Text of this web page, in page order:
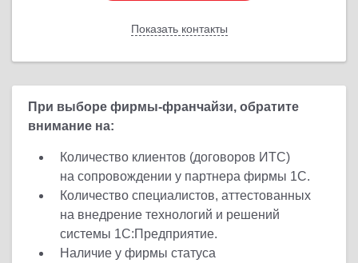
Показать контакты
Назад
При выборе фирмы-франчайзи, обратите
внимание на:
Количество клиентов (договоров ИТС)
на сопровождении у партнера фирмы 1С.
Количество специалистов, аттестованных
на внедрение технологий и решений
системы 1С:Предприятие.
Наличие у фирмы статуса